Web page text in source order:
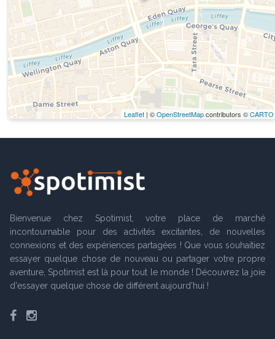
Leaflet | ©OpenStreetMapcontributors ©CARTO
Bienvenue chez Spotimist, votre place de marché
incontournable pour des activités excitantes, de nouvelles
connexions et des expériences partagées ! Que vous souhaitiez
essayer quelque chose de nouveau ou partager votre propre
aventure, Spotimist est là pour tout le monde ! Découvrez la joie
d'essayer quelque chose de différent aujourd'hui !
Facebook
Instagram